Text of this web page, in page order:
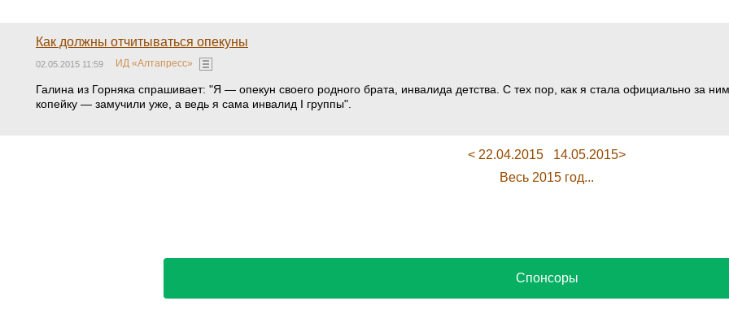
Как должны отчитываться опекуны
02.05.2015 11:59 ИД «Алтапресс»
Галина из Горняка спрашивает: "Я — опекун своего родного брата, инвалида детства. С тех пор, как я стала официально за
копейку — замучили уже, а ведь я сама инвалид I группы".
< 22.04.2015
14.05.2015>
Весь 2015 год...
Спонсоры